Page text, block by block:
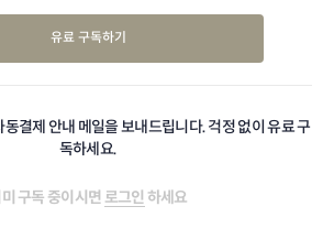
유료 구독하기
동결제 안내 메일을 보내드립니다. 걱정 없이 유료 구
독하세요.
구독 중이시면 로그인 하세요